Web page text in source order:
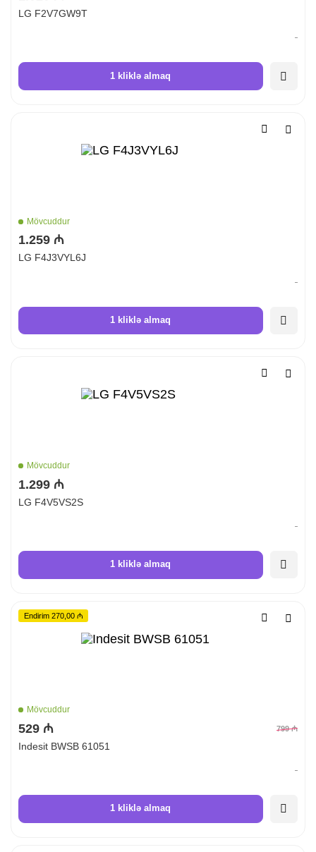
LG F2V7GW9T
1 kliklə almaq
Mövcuddur
1.259 ₼
LG F4J3VYL6J
1 kliklə almaq
Mövcuddur
1.299 ₼
LG F4V5VS2S
1 kliklə almaq
Endirim 270,00 ₼
Mövcuddur
529 ₼ 799 ₼
Indesit BWSB 61051
1 kliklə almaq